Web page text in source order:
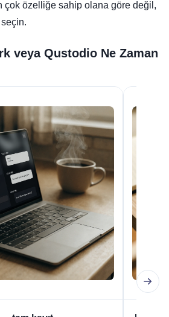
özelliğe sahip olana göre değil,
veya Qustodio Ne Zaman